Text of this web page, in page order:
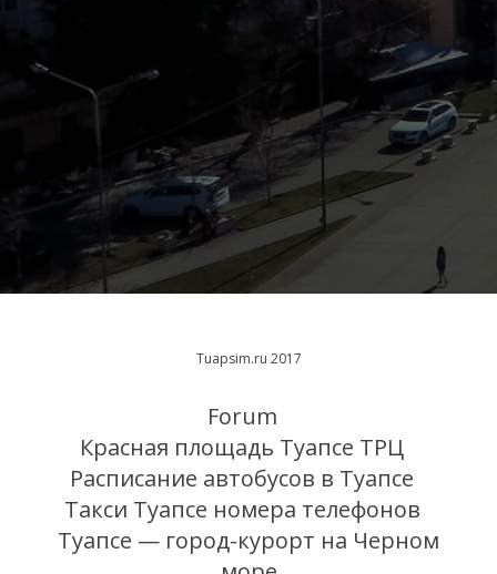
Tuapsim.ru 2017
Forum
Красная площадь Туапсе ТРЦ
Расписание автобусов в Туапсе
Такси Туапсе номера телефонов
Туапсе — город-курорт на Черном